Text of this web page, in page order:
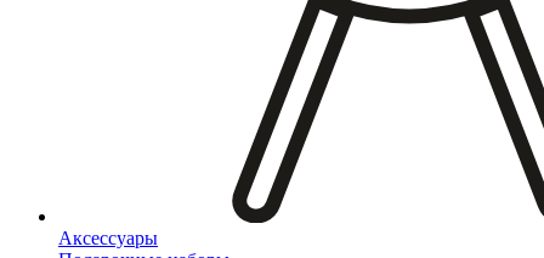
Аксессуары